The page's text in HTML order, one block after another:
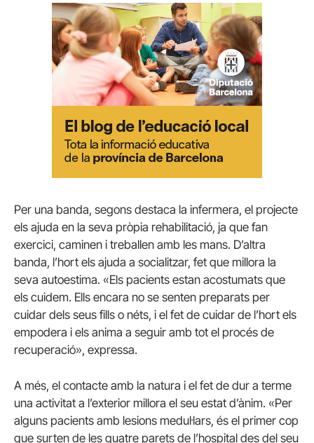
Per una banda, segons destaca la infermera, el projecte
els ajuda en la seva pròpia rehabilitació, ja que fan
exercici, caminen i treballen amb les mans. D’altra
banda, l’hort els ajuda a socialitzar, fet que millora la
seva autoestima. «Els pacients estan acostumats que
els cuidem. Ells encara no se senten preparats per
cuidar dels seus fills o néts, i el fet de cuidar de l’hort els
empodera i els anima a seguir amb tot el procés de
recuperació», expressa.
A més, el contacte amb la natura i el fet de dur a terme
una activitat a l’exterior millora el seu estat d’ànim. «Per
alguns pacients amb lesions medul·lars, és el primer cop
que surten de les quatre parets de l’hospital des del seu